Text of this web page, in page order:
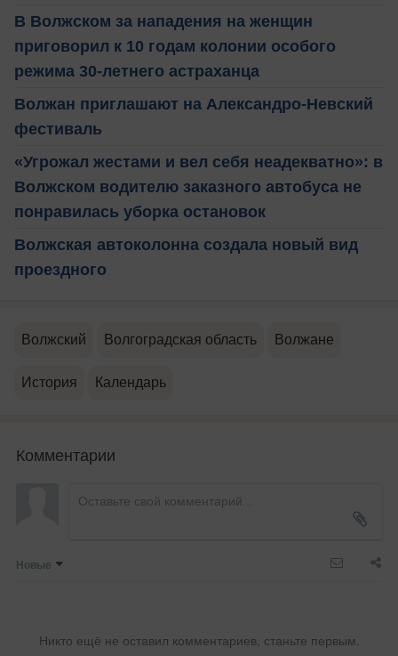
В Волжском за нападения на женщин
приговорил к 10 годам колонии особого
режима 30-летнего астраханца
Волжан приглашают на Александро-Невский
фестиваль
«Угрожал жестами и вел себя неадекватно»: в
Волжском водителю заказного автобуса не
понравилась уборка остановок
Волжская автоколонна создала новый вид
проездного
Волжский Волгоградская область Волжане
История Календарь
Комментарии
Новые
Никто ещё не оставил комментариев, станьте первым.